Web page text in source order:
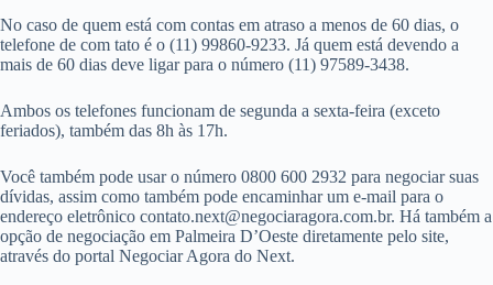
No caso de quem está com contas em atraso a menos de 60 dias, o
telefone de com tato é o (11) 99860-9233. Já quem está devendo a
mais de 60 dias deve ligar para o número (11) 97589-3438.
Ambos os telefones funcionam de segunda a sexta-feira (exceto
feriados), também das 8h às 17h.
Você também pode usar o número 0800 600 2932 para negociar suas
dívidas, assim como também pode encaminhar um e-mail para o
endereço eletrônico contato.next@negociaragora.com.br. Há também a
opção de negociação em Palmeira D’Oeste diretamente pelo site,
através do portal Negociar Agora do Next.